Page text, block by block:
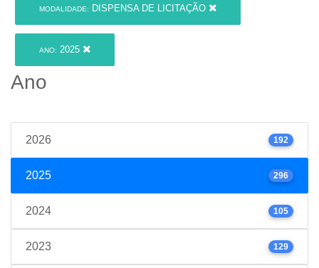
MODALIDADE: DISPENSA DE LICITAÇÃO
ANO: 2025
Ano
2026 192
2025 296
2024 105
2023 129